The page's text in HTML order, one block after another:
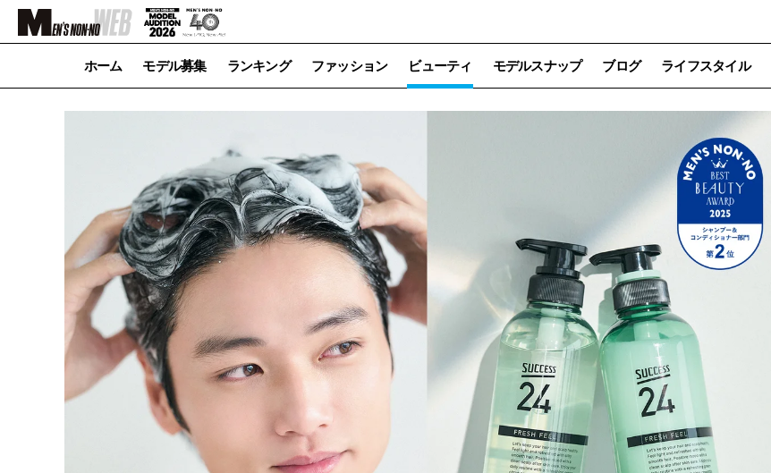
ホーム モデル募集 ランキング ファッション ビューティ モデルスナップ ブログ ライフスタイル